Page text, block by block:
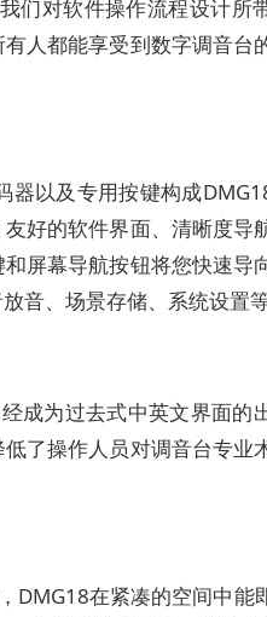
们对软件操作流程设计所
人都能享受到数字调音台
以及专用按键构成
好的软件界面、清晰度导
屏幕导航按钮将您快速导
音、场景存储、系统设置等
成为过去式中英文界面的
了操作人员对调音台专业
DMG18在紧凑的空间中能